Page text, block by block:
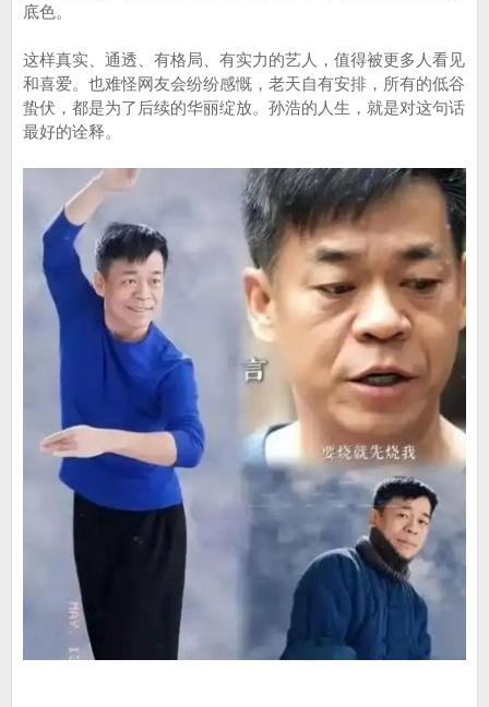
底色。
这样真实、通透、有格局、有实力的艺人，值得被更多人看见
和喜爱。也难怪网友会纷纷感慨，老天自有安排，所有的低谷
蛰伏，都是为了后续的华丽绽放。孙浩的人生，就是对这句话
最好的诠释。